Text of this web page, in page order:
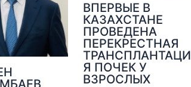
ВПЕРВЫЕ В
КАЗАХСТАНЕ
ПРОВЕДЕНА
ПЕРЕКРЕСТНАЯ
ТРАНСПЛАНТАЦИ
Я ПОЧЕК У
ВЗРОСЛЫХ